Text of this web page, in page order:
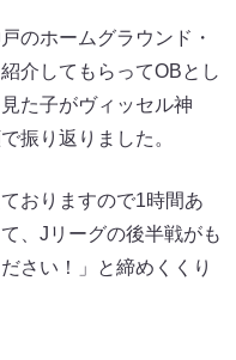
のホームグラウンド・
介してもらってOBとし
た子がヴィッセル神
振り返りました。
おりますので1時間あ
、Jリーグの後半戦がも
さい！」と締めくくり